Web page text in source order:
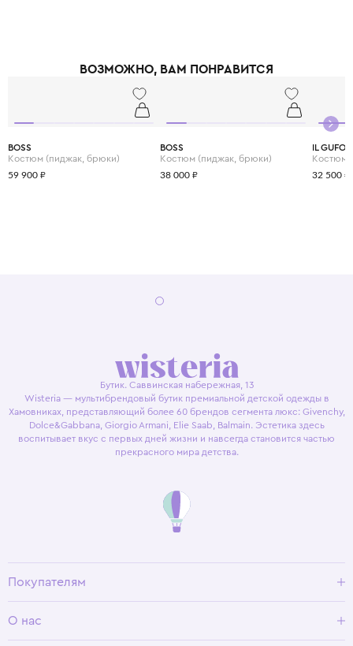
et Chocolat, вы приобщаете своего ребёнка к истинной французской
которую передают по наследству и хранят как воспоминание о сладких
ВОЗМОЖНО, ВАМ ПОНРАВИТСЯ
BOSS
Костюм (пиджак, брюки)
59 900 ₽
BOSS
Костюм (пиджак, брюки)
38 000 ₽
IL GUFO
Костюм
32 500 ₽
Бутик. Саввинская набережная, 13
Wisteria — мультибрендовый бутик премиальной детской одежды в
Хамовниках, представляющий более 60 брендов сегмента люкс: Givenchy,
Dolce&Gabbana, Giorgio Armani, Elie Saab, Balmain. Эстетика здесь
воспитывает вкус с первых дней жизни и навсегда становится частью
прекрасного мира детства.
Покупателям
Условия возврата
О нас